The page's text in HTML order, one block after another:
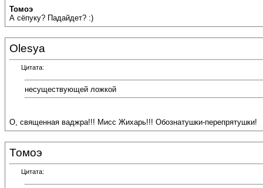
Томоэ
А сёпуку? Падайдет? :)
Olesya
Цитата:
несуществующей ложкой
О, священная ваджра!!! Мисс Жихарь!!! Обознатушки-перепрятушки!
Томоэ
Цитата: